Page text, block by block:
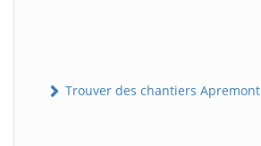
Trouver des chantiers Apremont